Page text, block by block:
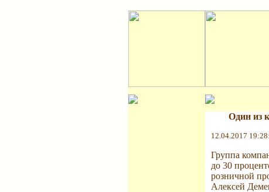
Один из
12.04.2017
Группа
до 30
розничной
Алексей